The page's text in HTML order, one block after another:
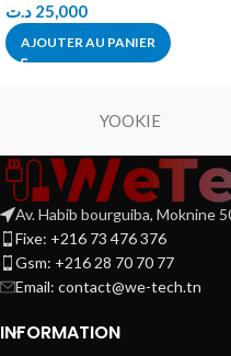
25,000 د.ت
AJOUTER AU PANIER
YOOKIE
Av. Habib bourguiba, Moknine
Fixe: +216 73 476 376
Gsm: +216 28 70 70 77
Email: contact@we-tech.tn
INFORMATION